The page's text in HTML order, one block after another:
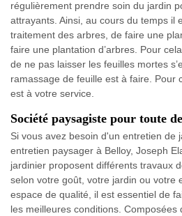
régulièrement prendre soin du jardin
attrayants. Ainsi, au cours du temps il
traitement des arbres, de faire une
faire une plantation d’arbres. Pour
de ne pas laisser les feuilles mortes
ramassage de feuille est à faire. Pour
est à votre service.
Société paysagiste pour toute
Si vous avez besoin d'un entretien de
entretien paysager à Belloy, Joseph
jardinier proposent différents travaux
selon votre goût, votre jardin ou votre
espace de qualité, il est essentiel de
les meilleures conditions.